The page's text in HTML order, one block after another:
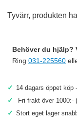
Tyvärr, produkten
Behöver du hjälp?
Ring 031-225560
✓ 14 dagars öppet köp
✓ Fri frakt över 1000:-
✓ Stort eget lager